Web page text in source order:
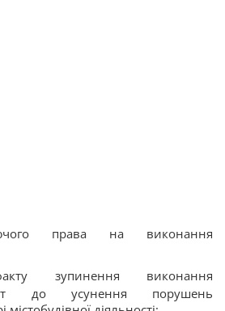
права на виконання
зупинення виконання
до усунення порушень